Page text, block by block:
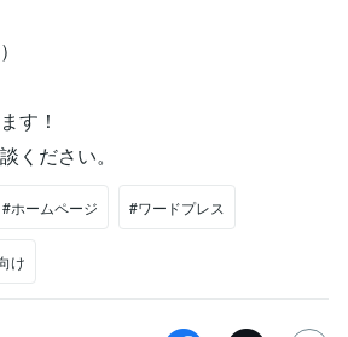
す！
ください。
#ホームページ #ワードプレス
け